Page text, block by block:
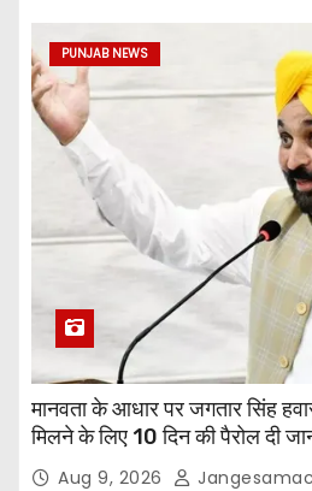
PUNJAB NEWS
मानवता के आधार पर जगतार सिंह
मिलने के लिए 10 दिन की पैरोल दी
सिंह मानAug 9, 2026